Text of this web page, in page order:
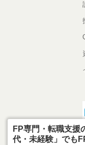
FP専門・転職支
代・未経験」でも